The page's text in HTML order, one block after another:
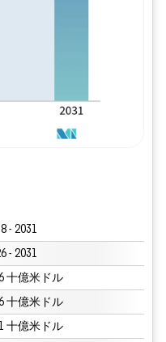
- 2031
- 2031
十億米ドル
十億米ドル
十億米ドル